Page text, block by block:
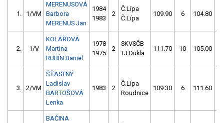
1. 1/VM
MERENUSOVÁ
Barbora
MERENUS Jan
1984
1983
2
Č.Lípa
Č.Lípa
109.90 6 104.80
2. 1/V
KOLÁŘOVÁ
Martina
RUBÍN Daniel
1978
1975
2
SKVSČB
TJ Dukla
111.70 10 105.00
3. 2/VM
ŠŤASTNÝ
Ladislav
BARTOŠOVÁ
Lenka
1983 2
Č.Lípa
Roudnice
109.30 6 111.60
BAČINA